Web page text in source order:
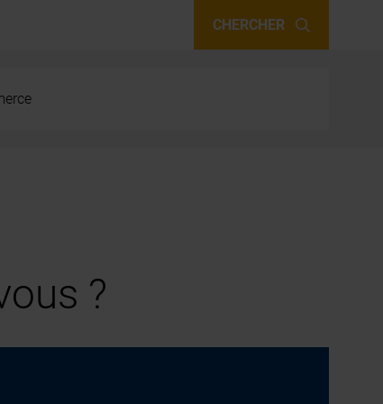
CHERCHER
?